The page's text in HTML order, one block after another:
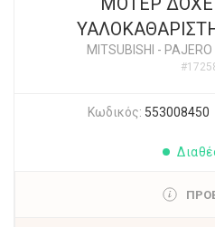
MITSUBISHI -
Κωδικός: 553008450